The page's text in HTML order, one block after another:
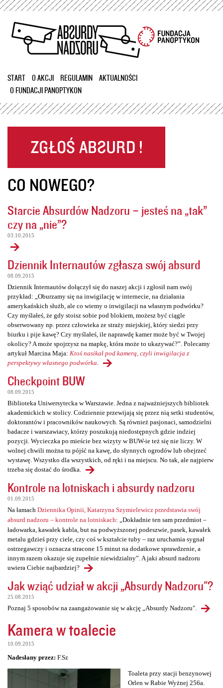
Przejdź
treści
START O AKCJI REGULAMIN
AKTUALNOŚCI
O FUNDACJI PANOPTYKON
CO NOWEGO?
Starcie Absurdów Nadzoru – jesteś na „tak”
czy na „nie”?
03.10.2015
Dziennik Internautów zgłasza swój absurd
08.09.2015
Dziennik Internautów dołączył się do naszej akcji i zgłosił nam swój
przykład: „Oburzamy się na inwigilację w internecie, na działania
amerykańskich służb, ale co wiemy o inwigilacji na własnym podwórku?
Czy myślałeś, że gdy stoisz sobie pod blokiem, możesz być ciągle
obserwowany np. przez człowieka ze straży miejskiej, który siedzi przy
biurku i pije kawę? Czy myślałeś, ile naprawdę kamer może być w Twojej
okolicy? A może spojrzysz na mapkę, która może to ukazywać?”. Polecamy
artykuł Marcina Maja: Ktoś nasikał pod kamerą, czyli inwigilacja z
perspektywy własnego podwórka
Checkpoint BUW
08.09.2015
Biblioteka Uniwersytecka w Warszawie. Jedna z najważniejszych bibliotek
akademickich w stolicy. Codziennie przewijają się przez nią setki studentów,
doktorantów i pracowników naukowych. Są również pasjonaci, samodzielni
badacze i warszawiacy, którzy poszukują niedostępnych gdzie indziej
pozycji. Wycieczka po mieście bez wizyty w BUW-ie też się nie liczy. W
wolnej chwili można tu pójść na kawę, do słynnych ogrodów lub obejrzeć
wystawę. Wszystko dla wszystkich, od ręki i na miejscu. No tak, ale najpierw
trzeba się dostać do środka.
Kontrole na lotniskach i absurdy nadzoru
01.09.2015
Na łamach Dziennika Opinii, Katarzyna Szymielewicz przedstawia swój
absurd nadzoru – kontrole na lotniskach: „Dokładnie ten sam przedmiot –
ładowarka, kawałek kabla, but na podwyższonej podeszwie, pasek, kawałek
metalu gdzieś przy ciele, czy coś w kształcie tuby – raz uruchamia sygnał
ostrzegawczy i oznacza stracone 15 minut na dodatkowe sprawdzenie, a
innym razem okazuje się zupełnie niewidzialny”. A jaki absurd nadzoru
uwiera Ciebie najbardziej?
Jak wziąć udział w akcji „Absurdy Nadzoru"?
25.08.2015
Poznaj 5 sposobów na zaangażowanie się w akcję „Absurdy Nadzoru".
Kamera w toalecie
10.09.2015
Nadesłany przez: F.Sz
Toaleta przy stacji benzynowej
Orlen w Rabie Wyżnej 256a.